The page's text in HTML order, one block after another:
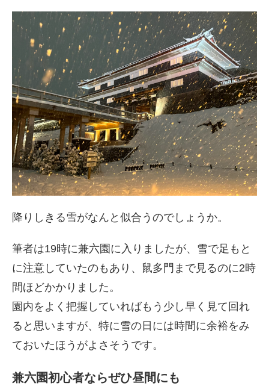
降りしきる雪がなんと似合うのでしょうか。
筆者は19時に兼六園に入りましたが、雪で足もと
に注意していたのもあり、鼠多門まで見るのに2時
間ほどかかりました。
園内をよく把握していればもう少し早く見て回れ
ると思いますが、特に雪の日には時間に余裕をみ
ておいたほうがよさそうです。
兼六園初心者ならぜひ昼間にも